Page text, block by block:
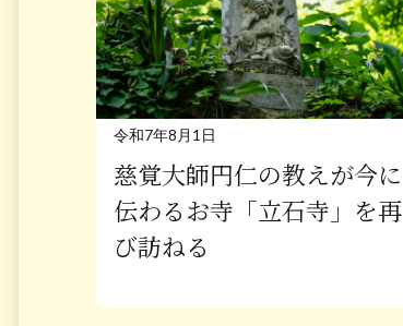
令和7年8月1日
慈覚大師円仁の教えが今に
伝わるお寺「立石寺」を再
び訪ねる